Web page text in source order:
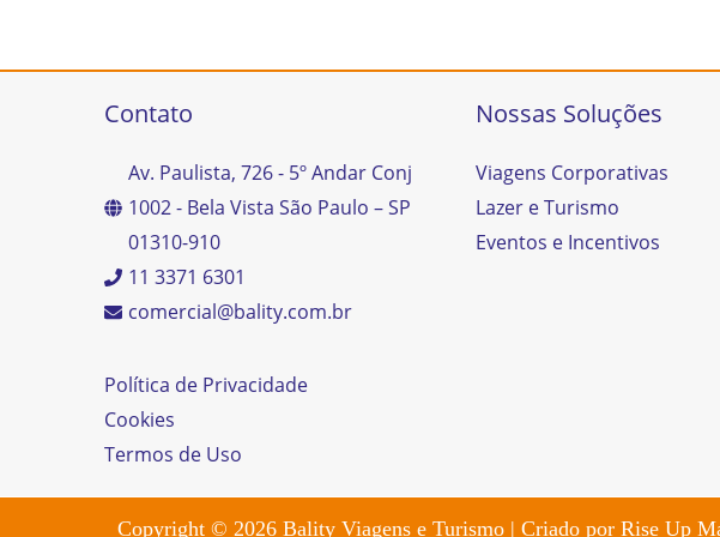
Contato
Av. Paulista, 726 - 5º Andar Conj
1002 - Bela Vista São Paulo – SP
01310-910
11 3371 6301
comercial@bality.com.br
Política de Privacidade
Cookies
Termos de Uso
Nossas Soluções
Viagens Corporativas
Lazer e Turismo
Eventos e Incentivos
Copyright © 2026 Bality Viagens e Turismo| Criado por Rise Up